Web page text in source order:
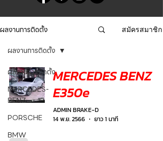
ผลงานการติดตั้ง สมัครสมาชิก
ผลงานการติดตั้ง
MERCEDES-
BENZ
PORSCHE
BMW
ผลงานการติดตั้ง
MERCEDES BENZ
E350e
ADMIN BRAKE-D
14 พ.ย. 2566
ยาว 1 นาที